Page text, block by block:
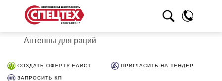
Антенны для раций
СОЗДАТЬ ОФЕРТУ ЕАИСТ ПРИГЛАСИТЬ НА ТЕНДЕР
ЗАПРОСИТЬ КП